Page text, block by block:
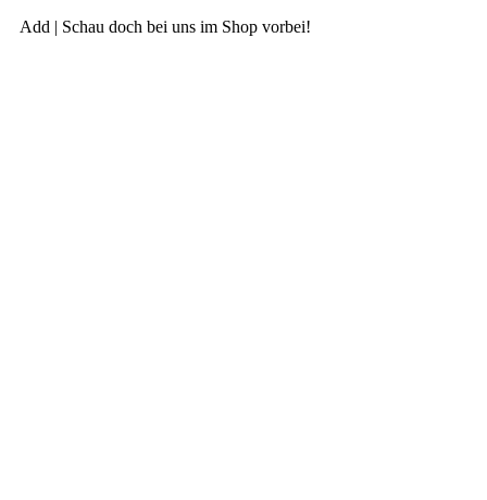
Add | Schau doch bei uns im Shop vorbei!